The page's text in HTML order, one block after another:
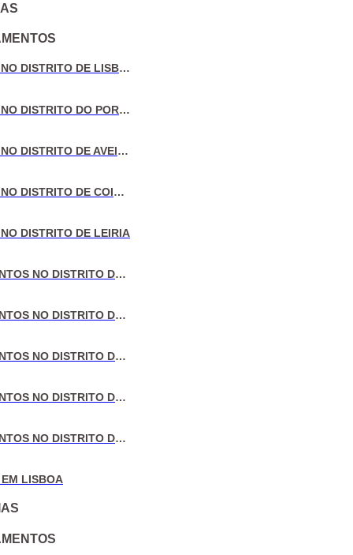
VENDA DE MORADIAS NO DISTRITO DE LISBOA
VENDA DE MORADIAS NO DISTRITO DO PORTO
VENDA DE MORADIAS NO DISTRITO DE AVEIRO
VENDA DE MORADIAS NO DISTRITO DE COIMBRA
DISTRITO DE LEIRIA
VENDA DE APARTAMENTOS NO DISTRITO DE LISBOA
VENDA DE APARTAMENTOS NO DISTRITO DO PORTO
VENDA DE APARTAMENTOS NO DISTRITO DE AVEIRO
VENDA DE APARTAMENTOS NO DISTRITO DE COIMBRA
VENDA DE APARTAMENTOS NO DISTRITO DE LEIRIA
LISBOA